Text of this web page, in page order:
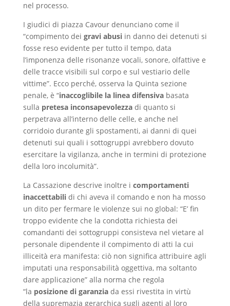
nel processo.
I giudici di piazza Cavour denunciano come il
“compimento dei gravi abusiin danno dei detenuti si
fosse reso evidente per tutto il tempo, data
l’imponenza delle risonanze vocali, sonore, olfattive e
delle tracce visibili sul corpo e sul vestiario delle
vittime”. Ecco perché, osserva la Quinta sezione
penale, è “inaccoglibile la linea difensivabasata
sulla pretesa inconsapevolezzadi quanto si
perpetrava all’interno delle celle, e anche nel
corridoio durante gli spostamenti, ai danni di quei
detenuti sui quali i sottogruppi avrebbero dovuto
esercitare la vigilanza, anche in termini di protezione
della loro incolumità”.
La Cassazione descrive inoltre i comportamenti
inaccettabilidi chi aveva il comando e non ha mosso
un dito per fermare le violenze sui no global: “E’ fin
troppo evidente che la condotta richiesta dei
comandanti dei sottogruppi consisteva nel vietare al
personale dipendente il compimento di atti la cui
illiceità era manifesta: ciò non significa attribuire agli
imputati una responsabilità oggettiva, ma soltanto
dare applicazione” alla norma che regola
“la posizione di garanziada essi rivestita in virtù
della supremazia gerarchica sugli agenti al loro